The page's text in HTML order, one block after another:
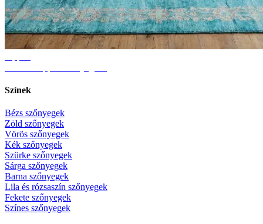
Színek
Bézs szőnyegek
Zöld szőnyegek
Vörös szőnyegek
Kék szőnyegek
Szürke szőnyegek
Sárga szőnyegek
Barna szőnyegek
Lila és rózsaszín szőnyegek
Fekete szőnyegek
Színes szőnyegek